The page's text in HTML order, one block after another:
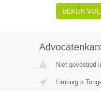
BEKIJK
Niet gevestigd
Limburg»